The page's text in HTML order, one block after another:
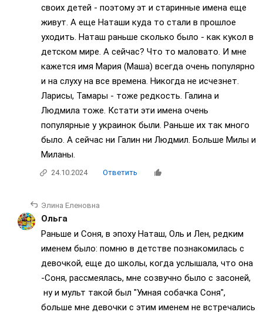
своих детей - поэтому эт и старинные имена еще
живут. А еще Наташи куда то стали в прошлое
уходить. Наташ раньше сколько было - как кукол в
детском мире. А сейчас? Что то маловато. И мне
кажется имя Мария (Маша) всегда очень популярно
и на слуху на все времена. Никогда не исчезнет.
Ларисы, Тамары - тоже редкость. Галина и
Людмила тоже. Кстати эти имена очень
популярные у украинок были. Раньше их так много
было. А сейчас ни Галин ни Людмил. Больше Милы и
Миланы.
24.10.2024 Ответить
Элина Еленовна
Ольга
Раньше и Соня, в эпоху Наташ, Оль и Лен, редким
именем было: помню в детстве познакомилась с
девочкой, еще до школы, когда услышала, что она
-Соня, рассмеялась, мне созвучно было с засоней,
ну и мульт такой был "Умная собачка Соня",
больше мне девочки с этим именем не встречались